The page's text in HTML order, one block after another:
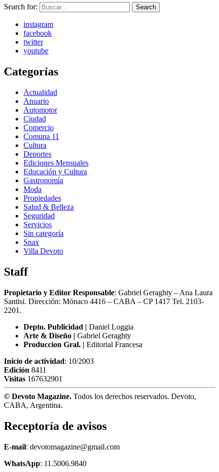
Search for: Search
instagram
facebook
twitter
youtube
Categorías
Actualidad
Anuario
Automotor
Ciudad
Comercio
Comuna 11
Cultura
Deportes
Ediciones Mensuales
Educación y Cultura
Gastronomía
Moda
Propiedades
Salud & Belleza
Seguridad
Servicios
Sin categoría
Snax
Villa Devoto
Staff
Propietario y Editor Responsable: Gabriel Geraghty – Ana Laura
Santisi. Dirección: Mónaco 4416 – CABA – CP 1417 Tel. 2103-
2201.
Depto. Publicidad | Daniel Loggia
Arte & Diseño | Gabriel Geraghty
Produccion Gral. | Editorial Francesa
Inicio de actividad: 10/2003
Edición 8411
Visitas 167632901
© Devoto Magazine. Todos los derechos reservados. Devoto,
CABA, Argentina.
Receptoría de avisos
E-mail: devotomagazine@gmail.com
WhatsApp: 11.5006.9840